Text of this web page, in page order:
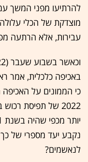
להרתיעו מפני המשך
מוצדקת של הכלי
עבירות, אלא הרתעה
כי הממונים על
2022 של תפיסת
נקבע יעד מספרי של
לנאשמים?